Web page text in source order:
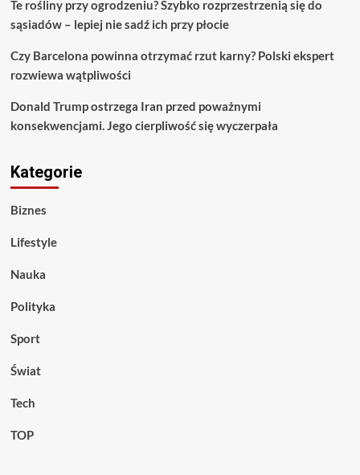
Te rośliny przy ogrodzeniu? Szybko rozprzestrzenią się do
sąsiadów – lepiej nie sadź ich przy płocie
Czy Barcelona powinna otrzymać rzut karny? Polski ekspert
rozwiewa wątpliwości
Donald Trump ostrzega Iran przed poważnymi
konsekwencjami. Jego cierpliwość się wyczerpała
Kategorie
Biznes
Lifestyle
Nauka
Polityka
Sport
Świat
Tech
TOP